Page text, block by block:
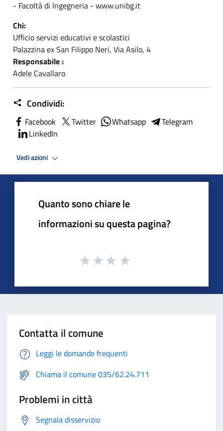
- Facoltà di Ingegneria - www.unibg.it
Chi:
Ufficio servizi educativi e scolastici
Palazzina ex San Filippo Neri, Via Asilo, 4
Responsabile :
Adele Cavallaro
Condividi:
Facebook Twitter Whatsapp
Telegram
LinkedIn
Vedi azioni
Quanto sono chiare le
informazioni su questa pagina?
Contatta il comune
Leggi le domande frequenti
Chiama il comune 035/62.24.711
Problemi in città
Segnala disservizio